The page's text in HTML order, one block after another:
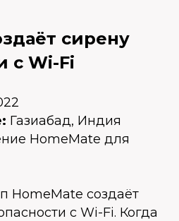
сирену
с Wi-Fi
Газиабад, Индия
HomeMate для
HomeMate создаёт
с Wi-Fi. Когда